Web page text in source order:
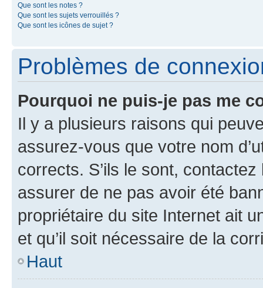
Que sont les notes ?
Que sont les sujets verrouillés ?
Que sont les icônes de sujet ?
Problèmes de
Pourquoi ne puis-je pas me
Il y a plusieurs raisons qui
assurez-vous que votre nom
corrects. S’ils le sont,
assurer de ne pas avoir été
propriétaire du site Internet ait
et qu’il soit nécessaire de la
Haut